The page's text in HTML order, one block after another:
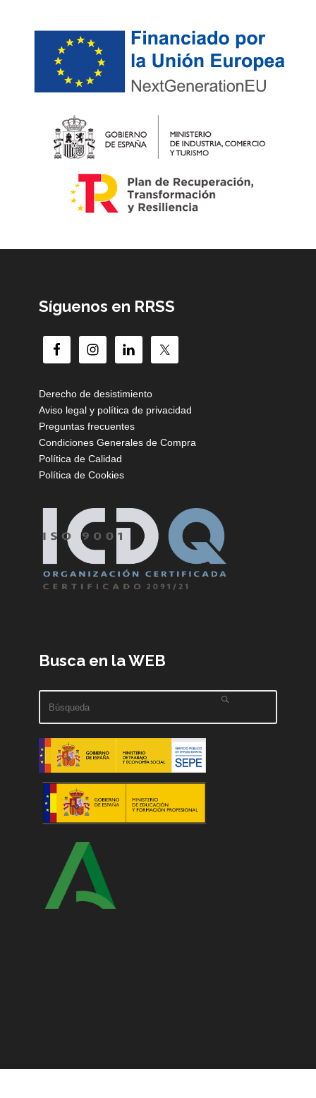
Síguenos en RRSS
Derecho de desistimiento
Aviso legal y política de privacidad
Preguntas frecuentes
Condiciones Generales de Compra
Política de Calidad
Política de Cookies
Busca en la WEB